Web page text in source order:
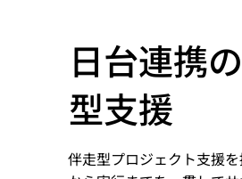
日台連携
型支援
伴走型プロジェクト支援